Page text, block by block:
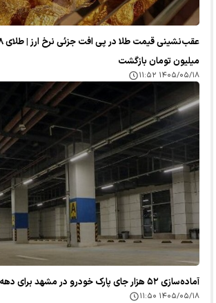
میلیون تومان بازگشت
۱۴۰۵/۰۵/۱۸ ۱۱:۵۲
آماده‌سازی ۵۲ هزار جای پارک خودرو در مشهد برای دهه پایانی صفر
۱۴۰۵/۰۵/۱۸ ۱۱:۵۰